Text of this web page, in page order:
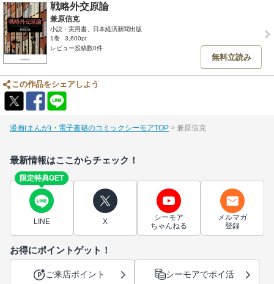
戦略外交原論
兼原信克
小説・実用書、日本経済新聞出版
1巻
3,600pt
レビュー投稿数0件
無料立読み
この作品をシェアしよう
漫画(まんが)・電子書籍のコミックシーモアTOP 兼原信克
最新情報はここからチェック！
限定特典GET
LINE X
シーモア
ちゃんねる
メルマガ
登録
お得にポイントゲット！
ご来店ポイント シーモアでポイ活